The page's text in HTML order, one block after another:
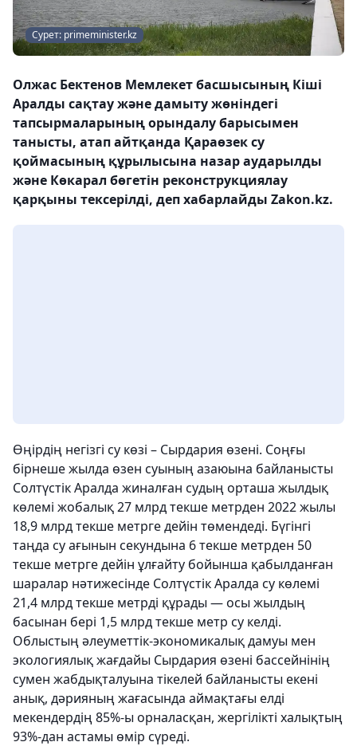
Сурет: primeminister.kz
Олжас Бектенов Мемлекет басшысының Кіші
Аралды сақтау және дамыту жөніндегі
тапсырмаларының орындалу барысымен
танысты, атап айтқанда Қараөзек су
қоймасының құрылысына назар аударылды
және Көкарал бөгетін реконструкциялау
қарқыны тексерілді, деп хабарлайды Zakon.kz.
Өңірдің негізгі су көзі – Сырдария өзені. Соңғы
бірнеше жылда өзен суының азаюына байланысты
Солтүстік Аралда жиналған судың орташа жылдық
көлемі жобалық 27 млрд текше метрден 2022 жылы
18,9 млрд текше метрге дейін төмендеді. Бүгінгі
таңда су ағынын секундына 6 текше метрден 50
текше метрге дейін ұлғайту бойынша қабылданған
шаралар нәтижесінде Солтүстік Аралда су көлемі
21,4 млрд текше метрді құрады — осы жылдың
басынан бері 1,5 млрд текше метр су келді.
Облыстың әлеуметтік-экономикалық дамуы мен
экологиялық жағдайы Сырдария өзені бассейнінің
сумен жабдықталуына тікелей байланысты екені
анық, дәрияның жағасында аймақтағы елді
мекендердің 85%-ы орналасқан, жергілікті халықтың
93%-дан астамы өмір сүреді.